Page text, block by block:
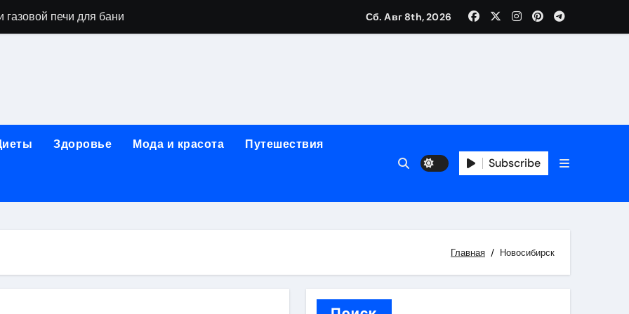
печи для бани
применения GPU-серверов
обучения и актуальные профессиональные ориентиры
реабилитации при алкогольной зависимости: персональный подход и лицензированные врачи
принципы, показания и этапы установки импланта за один день
промышленности в Узбекистане
Сб. Авг 8th, 2026
Здоровье Мода и красота Путешествия
Subscribe
Главная Новосибирск